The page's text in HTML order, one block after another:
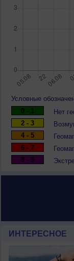
Условные
0 - 1
Нет
2 - 3
4 - 5
6 - 7
8 - 9
ИНТЕРЕСНОЕ